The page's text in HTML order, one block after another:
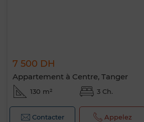
7 500 DH
Appartement à Centre, Tanger
130 m² 3 Ch.
Contacter Appelez